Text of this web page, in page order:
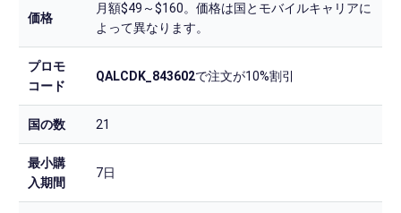
価格
月額$49～$160。価格は国とモバイルキャリアに
よって異なります。
プロモ
コード
QALCDK_843602で注文が10%割引
国の数 21
最小購
入期間
7日